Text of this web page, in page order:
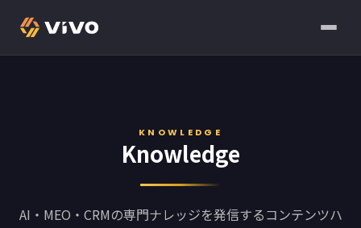
KNOWLEDGE
Knowledge
AI・MEO・CRMの専門ナレッジを発信するコンテンツハ